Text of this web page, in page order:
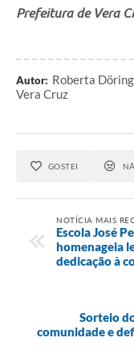
Prefeitura de Vera
Autor: Roberta
Vera Cruz
GOSTEI
NOTÍCIA MAIS
Escola José
homenageia
dedicação à
Sorteio
comunidade e